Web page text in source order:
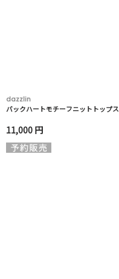
dazzlin
バックハートモチーフニットトップス
11,000 円